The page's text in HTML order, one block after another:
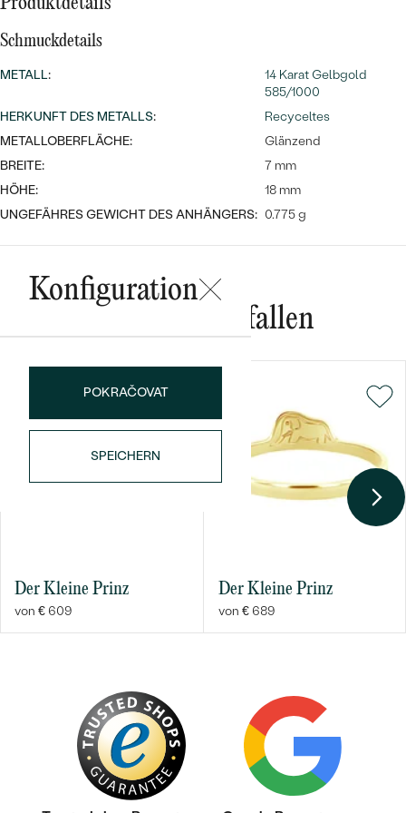
Wave Kollektion
ANSEHEN
NACH DER FARBE
DIAMANTEN
Bestseller
Ohrrinnge
Personalisierte
Halsketten
Meistverkaufte
Produktdetails
Schmuckdetails
METALL:
14 Karat Gelbgold
585/1000
HERKUNFT DES METALLS:
Recyceltes
METALLOBERFLÄCHE:
Glänzend
BREITE:
7 mm
HÖHE:
18 mm
UNGEFÄHRES GEWICHT DES ANHÄNGERS: 0.775 g
Konfiguration
POKRAČOVAT
SPEICHERN
Das könnte Ihnen gefallen
Der Kleine Prinz
von € 609
Der Kleine Prinz
von € 689